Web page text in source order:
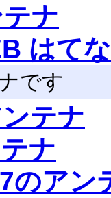
ナ
はて
です
テナ
ナ
のアン